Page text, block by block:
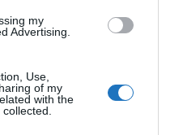
my
Advertising.
Use,
of my
with the
a
fizetés ellenében lehet
aki ezt megteszi,
mert a fedélzeti